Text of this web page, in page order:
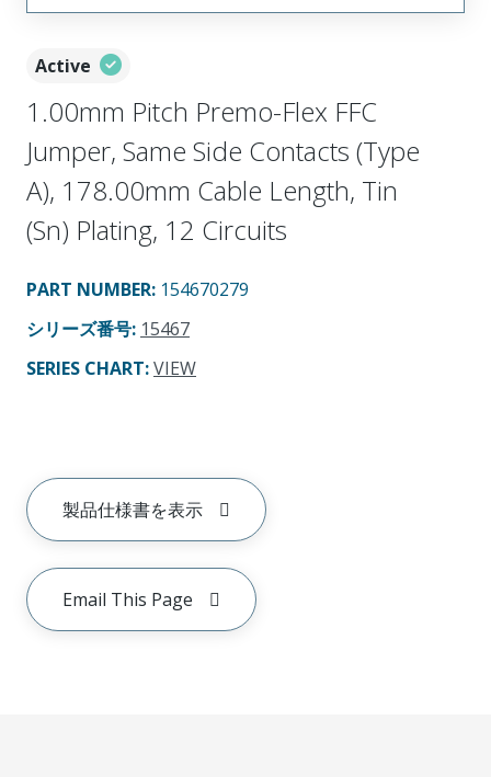
Active
1.00mm Pitch Premo-Flex FFC
Jumper, Same Side Contacts (Type
A), 178.00mm Cable Length, Tin
(Sn) Plating, 12 Circuits
PART NUMBER: 154670279
シリーズ番号: 15467
SERIES CHART:VIEW
製品仕様書を表示
Email This Page